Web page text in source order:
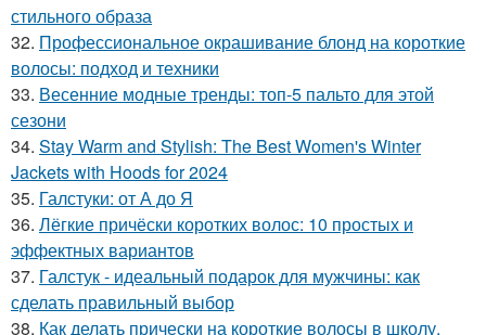
стильного образа
32. Профессиональное окрашивание блонд на короткие
волосы: подход и техники
33. Весенние модные тренды: топ-5 пальто для этой
сезони
34. Stay Warm and Stylish: The Best Women's Winter
Jackets with Hoods for 2024
35. Галстуки: от А до Я
36. Лёгкие причёски коротких волос: 10 простых и
эффектных вариантов
37. Галстук - идеальный подарок для мужчины: как
сделать правильный выбор
38. Как делать прически на короткие волосы в школу.